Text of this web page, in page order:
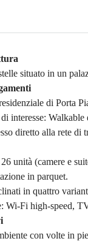
situato in un
di Porta
interesse:
diretto alla rete di
unità (camere e
in parquet.
in quattro
Wi-Fi high-speed,
con volte in